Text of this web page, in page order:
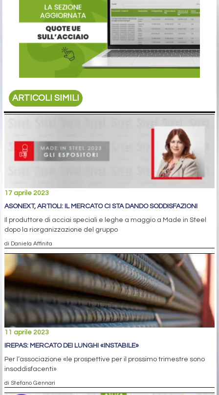
ARTICOLI SIMILI
17 aprile 2023
ASONEXT, ARTIOLI: IL MERCATO CI STA DANDO SODDISFAZIONI
Il produttore di acciai speciali e leghe a maggio a Made in Steel
dopo la riorganizzazione del gruppo
di Daniela Affinita
11 aprile 2023
IREPAS: MERCATO DEI LUNGHI «INSTABILE»
Per l’associazione «le prospettive per il prossimo trimestre sono
insoddisfacenti»
di Stefano Gennari